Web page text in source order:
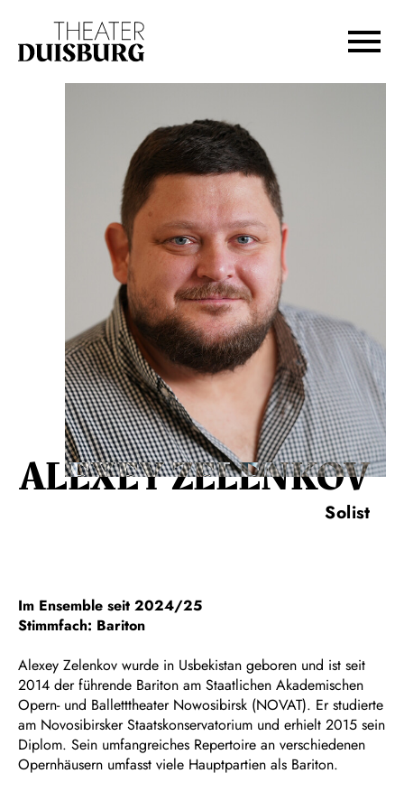
Zur Hauptnavigation springen
Zum Footer springen
ALEXEY ZELENKOV
Solist
Im Ensemble seit 2024/25
Stimmfach: Bariton
Alexey Zelenkov wurde in Usbekistan geboren und ist seit
2014 der führende Bariton am Staatlichen Akademischen
Opern- und Balletttheater Nowosibirsk (NOVAT). Er studierte
am Novosibirsker Staatskonservatorium und erhielt 2015 sein
Diplom. Sein umfangreiches Repertoire an verschiedenen
Opernhäusern umfasst viele Hauptpartien als Bariton.